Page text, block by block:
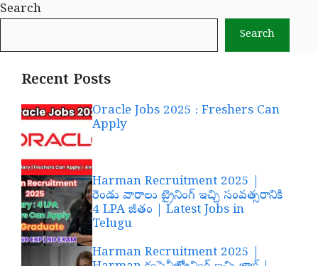
Search
Search
Recent Posts
Oracle Jobs 2025 : Freshers Can
Apply
Harman Recruitment 2025 |
రెండు వారాలు ట్రైనింగ్ ఇచ్చి సంవత్సరానికి
4 LPA జీతం | Latest Jobs in
Telugu
Harman Recruitment 2025 |